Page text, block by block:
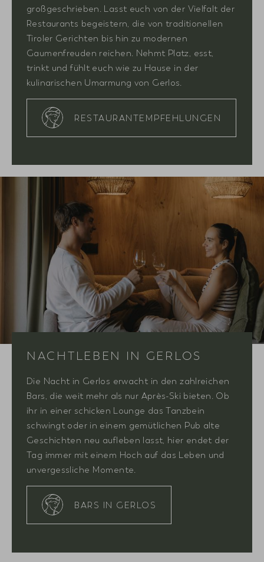
großgeschrieben. Lasst euch von der Vielfalt der
Restaurants begeistern, die von traditionellen
Tiroler Gerichten bis hin zu modernen
Gaumenfreuden reichen. Nehmt Platz, esst,
trinkt und fühlt euch wie zu Hause in der
kulinarischen Umarmung von Gerlos.
RESTAURANTEMPFEHLUNGEN
NACHTLEBEN IN GERLOS
Die Nacht in Gerlos erwacht in den zahlreichen
Bars, die weit mehr als nur Après-Ski bieten. Ob
ihr in einer schicken Lounge das Tanzbein
schwingt oder in einem gemütlichen Pub alte
Geschichten neu aufleben lasst, hier endet der
Tag immer mit einem Hoch auf das Leben und
unvergessliche Momente.
BARS IN GERLOS